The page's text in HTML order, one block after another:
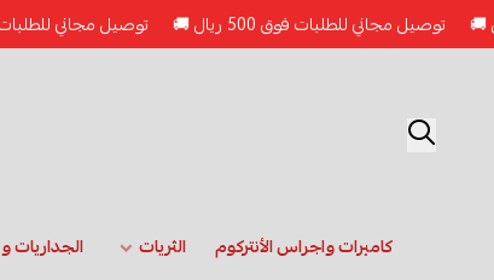
توصيل مجاني للطلبات فوق 500 ريال 🚚 توصيل مجاني للطلبات فوق 500 ريال 🚚
كاميرات واجراس الأنتركوم الثريات الجداريات و